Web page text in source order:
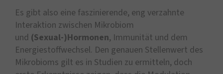
Es gibt also eine faszinierende, eng verzahnte
Interaktion zwischen Mikrobiom
und (Sexual-)Hormonen, Immunität und dem
Energiestoffwechsel. Den genauen Stellenwert des
Mikrobioms gilt es in Studien zu ermitteln, doch